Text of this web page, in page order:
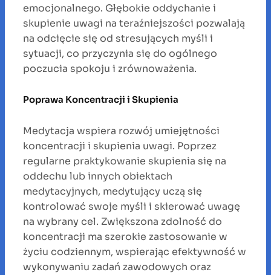
emocjonalnego. Głębokie oddychanie i
skupienie uwagi na teraźniejszości pozwalają
na odcięcie się od stresujących myśli i
sytuacji, co przyczynia się do ogólnego
poczucia spokoju i zrównoważenia.
Poprawa Koncentracji i Skupienia
Medytacja wspiera rozwój umiejętności
koncentracji i skupienia uwagi. Poprzez
regularne praktykowanie skupienia się na
oddechu lub innych obiektach
medytacyjnych, medytujący uczą się
kontrolować swoje myśli i skierować uwagę
na wybrany cel. Zwiększona zdolność do
koncentracji ma szerokie zastosowanie w
życiu codziennym, wspierając efektywność w
wykonywaniu zadań zawodowych oraz